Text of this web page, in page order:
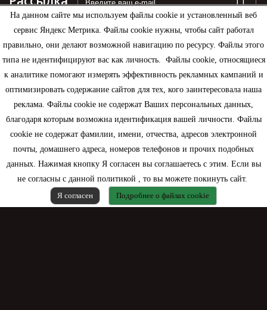
На данном сайте мы используем файлы cookie и установленный веб
сервис Яндекс Метрика. Файлы cookie нужны, чтобы сайт работал
правильно, они делают возможной навигацию по ресурсу. Файлы этого
типа не идентифицируют вас как личность. Файлы cookie, относящиеся
к аналитике помогают измерять эффективность рекламных кампаний и
оптимизировать содержание сайтов для тех, кого заинтересовала наша
реклама. Файлы cookie не содержат Ваших персональных данных,
благодаря которым возможна идентификация вашей личности. Файлы
cookie не содержат фамилии, имени, отчества, адресов электронной
почты, домашнего адреса, номеров телефонов и прочих подобных
данных. Нажимая кнопку Я согласен вы соглашаетесь с этим. Если вы
не согласны с данной политикой , то вы можете покинуть сайт.
Я согласен
Подробнее о файлах cookie
Информация
Моя учетная запись
Контактная информация